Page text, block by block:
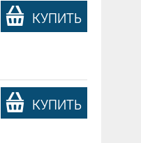
КУПИТЬ
КУПИТЬ